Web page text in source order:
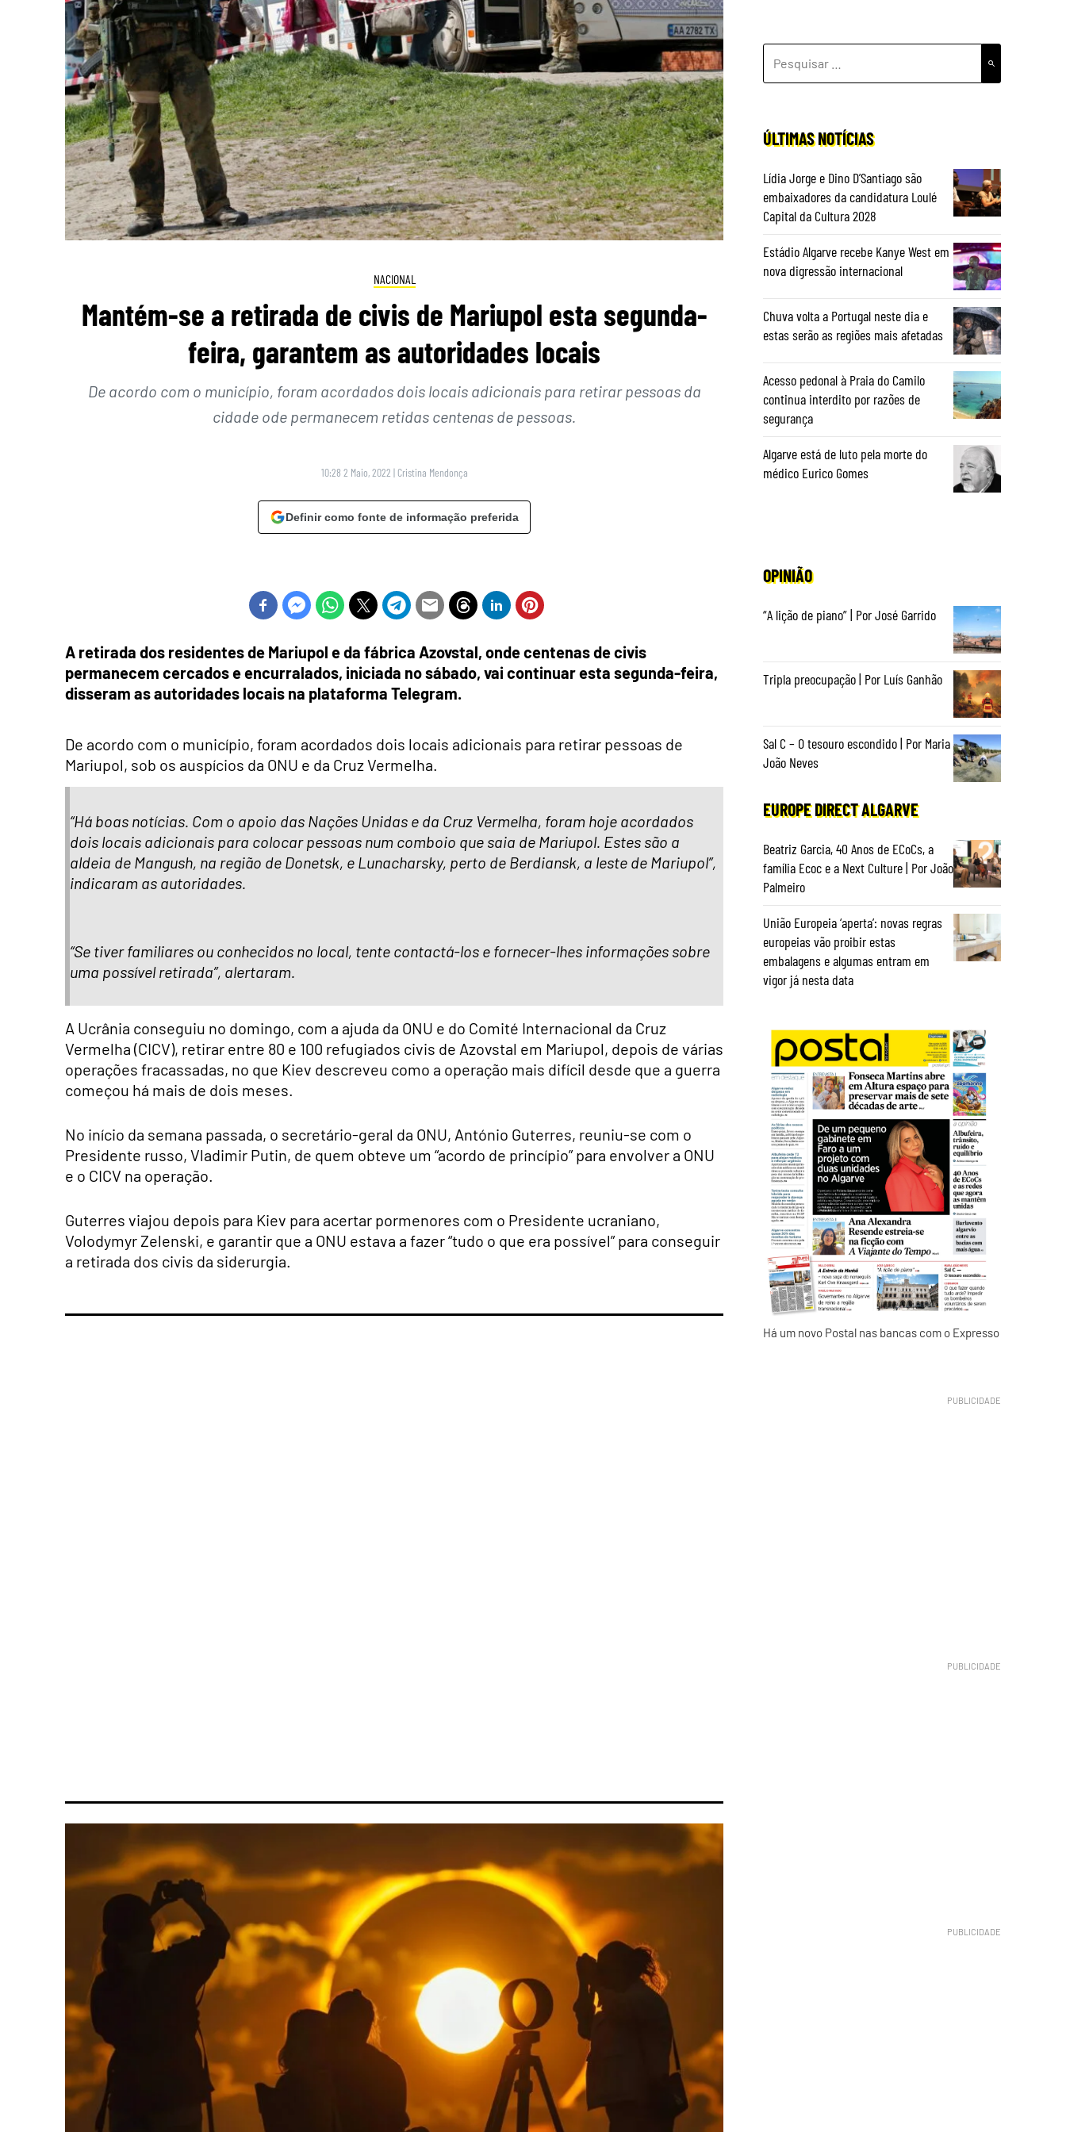
NACIONAL
Mantém-se a retirada de civis de Mariupol esta segunda-
feira, garantem as autoridades locais
De acordo com o município, foram acordados dois locais adicionais para retirar pessoas da
cidade ode permanecem retidas centenas de pessoas.
10:28 2 Maio, 2022 | Cristina Mendonça
Definir como fonte de informação preferida
A retirada dos residentes de Mariupol e da fábrica Azovstal, onde centenas de civis
permanecem cercados e encurralados, iniciada no sábado, vai continuar esta segunda-feira,
disseram as autoridades locais na plataforma Telegram.
De acordo com o município, foram acordados dois locais adicionais para retirar pessoas de
Mariupol, sob os auspícios da ONU e da Cruz Vermelha.
“Há boas notícias. Com o apoio das Nações Unidas e da Cruz Vermelha, foram hoje acordados
dois locais adicionais para colocar pessoas num comboio que saia de Mariupol. Estes são a
aldeia de Mangush, na região de Donetsk, e Lunacharsky, perto de Berdiansk, a leste de Mariupol”,
indicaram as autoridades.
“Se tiver familiares ou conhecidos no local, tente contactá-los e fornecer-lhes informações sobre
uma possível retirada”, alertaram.
A Ucrânia conseguiu no domingo, com a ajuda da ONU e do Comité Internacional da Cruz
Vermelha (CICV), retirar entre 80 e 100 refugiados civis de Azovstal em Mariupol, depois de várias
operações fracassadas, no que Kiev descreveu como a operação mais difícil desde que a guerra
começou há mais de dois meses.
No início da semana passada, o secretário-geral da ONU, António Guterres, reuniu-se com o
Presidente russo, Vladimir Putin, de quem obteve um “acordo de princípio” para envolver a ONU
e o CICV na operação.
Guterres viajou depois para Kiev para acertar pormenores com o Presidente ucraniano,
Volodymyr Zelenski, e garantir que a ONU estava a fazer “tudo o que era possível” para conseguir
a retirada dos civis da siderurgia.
POR:
ÚLTIMAS NOTÍCIAS
Lídia Jorge e Dino D’Santiago são
embaixadores da candidatura Loulé
Capital da Cultura 2028
Estádio Algarve recebe Kanye West em
nova digressão internacional
Chuva volta a Portugal neste dia e
estas serão as regiões mais afetadas
Acesso pedonal à Praia do Camilo
continua interdito por razões de
segurança
Algarve está de luto pela morte do
médico Eurico Gomes
OPINIÃO
“A lição de piano” | Por José Garrido
Tripla preocupação | Por Luís Ganhão
Sal C – O tesouro escondido | Por Maria
João Neves
EUROPE DIRECT ALGARVE
Beatriz Garcia, 40 Anos de ECoCs, a
família Ecoc e a Next Culture | Por João
Palmeiro
União Europeia ‘aperta’: novas regras
europeias vão proibir estas
embalagens e algumas entram em
vigor já nesta data
Há um novo Postal nas bancas com o Expresso